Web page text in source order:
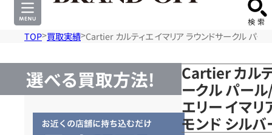
TOP 買取実績 Cartier カルティエ イマリア ラウンドサークル パー
選べる買取方法!
Cartier カル
ークル パー
エリー イマリ
モンド シル